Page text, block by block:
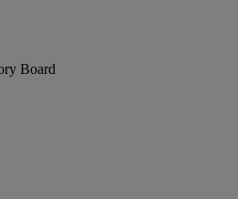
Board